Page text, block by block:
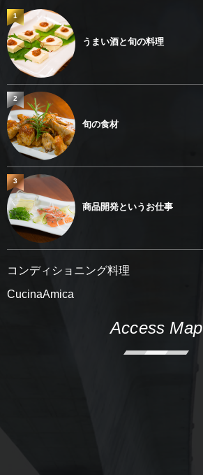
うまい酒と旬の料理
1
旬の食材
2
商品開発というお仕事
3
コンディショニング料理
CucinaAmica
Access Map